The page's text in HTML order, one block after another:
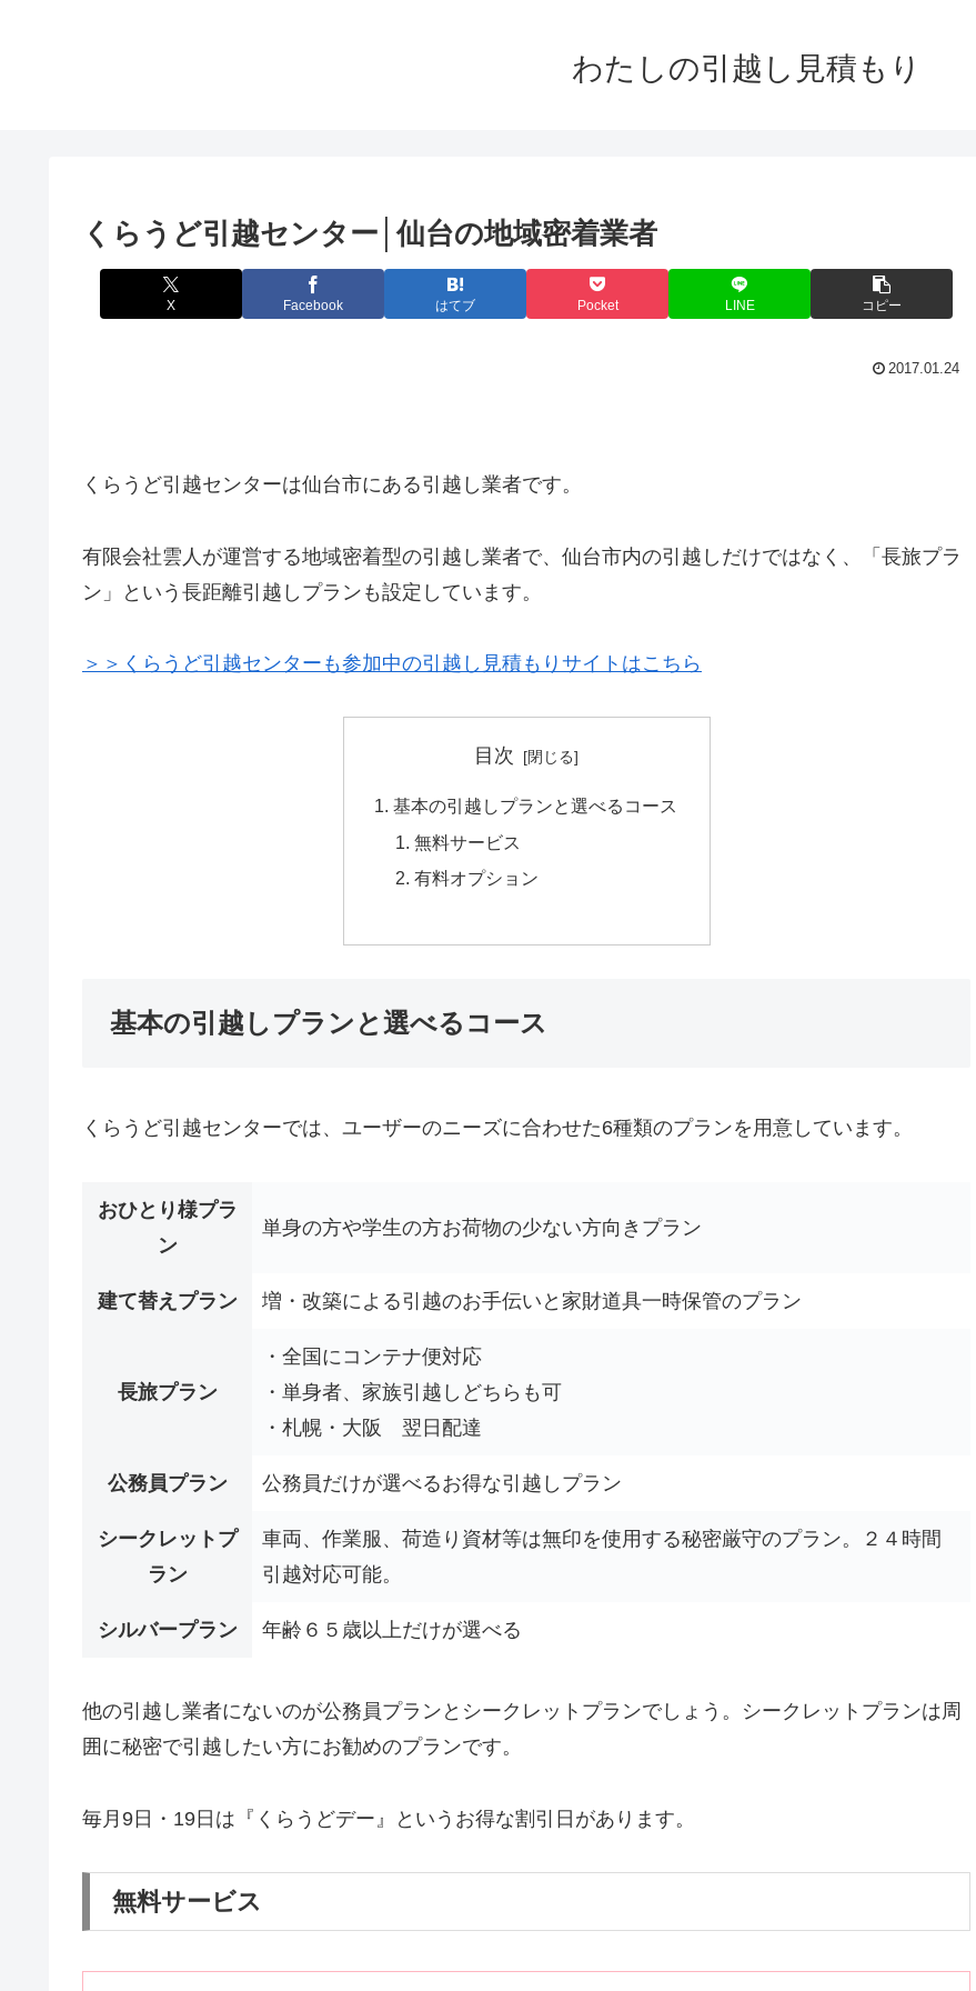
わたしの引越し見積もり
くらうど引越センター│仙台の地域密着業者
X Facebook はてブ Pocket LINE コピー
2017.01.24
くらうど引越センターは仙台市にある引越し業者です。
有限会社雲人が運営する地域密着型の引越し業者で、仙台市内の引越しだけではなく、「長旅プラ
ン」という長距離引越しプランも設定しています。
＞＞くらうど引越センターも参加中の引越し見積もりサイトはこちら
目次
基本の引越しプランと選べるコース
無料サービス
有料オプション
基本の引越しプランと選べるコース
くらうど引越センターでは、ユーザーのニーズに合わせた6種類のプランを用意しています。
おひとり様プラ
ン
単身の方や学生の方お荷物の少ない方向きプラン
建て替えプラン 増・改築による引越のお手伝いと家財道具一時保管のプラン
長旅プラン
・全国にコンテナ便対応
・単身者、家族引越しどちらも可
・札幌・大阪 翌日配達
公務員プラン 公務員だけが選べるお得な引越しプラン
シークレットプ
ラン
車両、作業服、荷造り資材等は無印を使用する秘密厳守のプラン。２４時間
引越対応可能。
シルバープラン 年齢６５歳以上だけが選べる
他の引越し業者にないのが公務員プランとシークレットプランでしょう。シークレットプランは周
囲に秘密で引越したい方にお勧めのプランです。
毎月9日・19日は『くらうどデー』というお得な割引日があります。
無料サービス